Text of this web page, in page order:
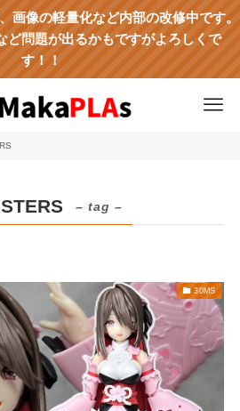
画像の軽量化など内部の改修中です。
ど問題が出るかもですがよろしくで
す！！
– tag –
30MS